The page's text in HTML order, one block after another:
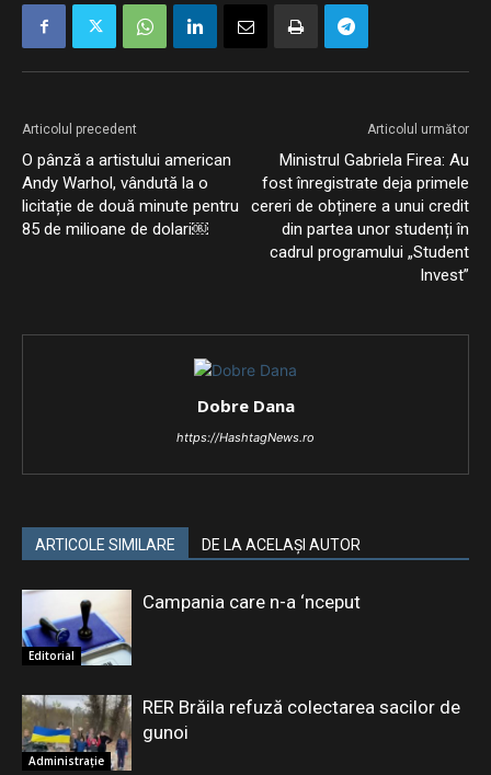
Articolul precedent
O pânză a artistului american
Andy Warhol, vândută la o
licitație de două minute pentru
85 de milioane de dolari￼
Articolul următor
Ministrul Gabriela Firea: Au
fost înregistrate deja primele
cereri de obținere a unui credit
din partea unor studenți în
cadrul programului „Student
Invest”
Dobre Dana
https://HashtagNews.ro
ARTICOLE SIMILARE DE LA ACELAȘI AUTOR
Editorial
Campania care n-a ‘nceput
Administrație
RER Brăila refuză colectarea sacilor de
gunoi